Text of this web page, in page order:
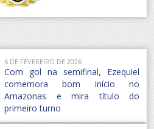
6 DE FEVEREIRO DE 2026
Com gol na semifinal, Ezequiel
comemora bom início no
Amazonas e mira título do
primeiro turno